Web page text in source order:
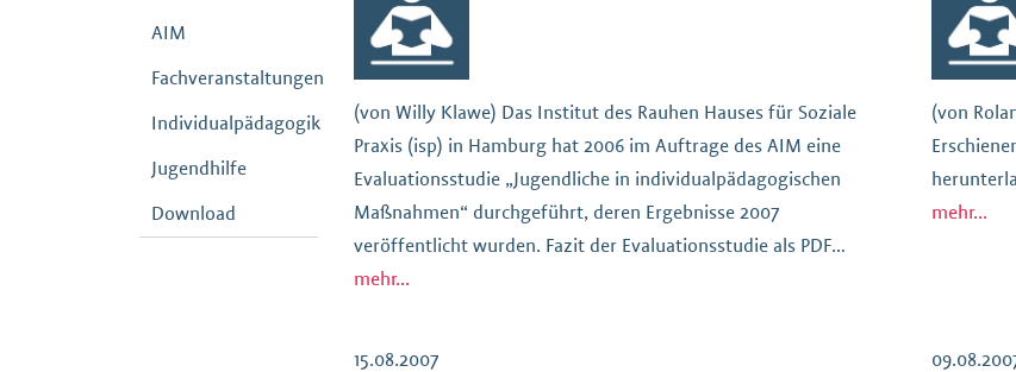
AIM
Fachveranstaltungen
Individualpädagogik
Jugendhilfe
Download
(von Willy Klawe) Das Institut des Rauhen Hauses für Soziale
Praxis (isp) in Hamburg hat 2006 im Auftrage des AIM eine
Evaluationsstudie „Jugendliche in individualpädagogischen
Maßnahmen“ durchgeführt, deren Ergebnisse 2007
veröffentlicht wurden. Fazit der Evaluationsstudie als PDF
herunterladen (90,85 KB)
mehr...
(von
mehr...
15.08.2007